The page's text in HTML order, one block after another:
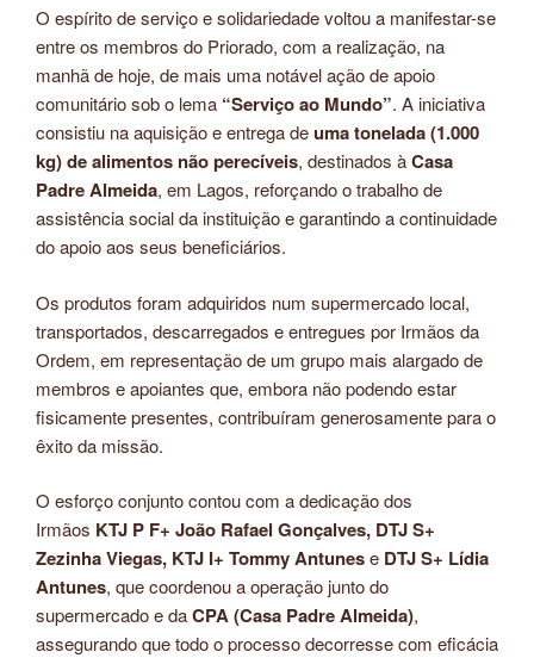
O espírito de serviço e solidariedade voltou a manifestar-se
entre os membros do Priorado, com a realização, na
manhã de hoje, de mais uma notável ação de apoio
comunitário sob o lema “Serviço ao Mundo”. A iniciativa
consistiu na aquisição e entrega deuma tonelada (1.000
kg) de alimentos não perecíveis, destinados àCasa
Padre Almeida, em Lagos, reforçando o trabalho de
assistência social da instituição e garantindo a continuidade
do apoio aos seus beneficiários.
Os produtos foram adquiridos num supermercado local,
transportados, descarregados e entregues por Irmãos da
Ordem, em representação de um grupo mais alargado de
membros e apoiantes que, embora não podendo estar
fisicamente presentes, contribuíram generosamente para o
êxito da missão.
O esforço conjunto contou com a dedicação dos
Irmãos KTJ P F+ João Rafael Gonçalves, DTJ S+
Zezinha Viegas, KTJ I+ Tommy Antunese DTJ S+ Lídia
Antunes, que coordenou a operação junto do
supermercado e daCPA (Casa Padre Almeida),
assegurando que todo o processo decorresse com eficácia